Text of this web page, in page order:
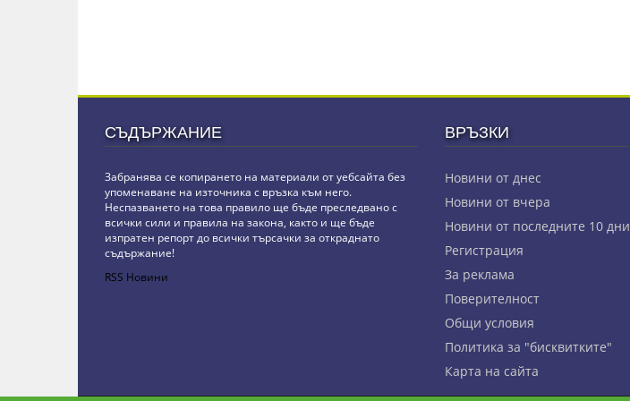
СЪДЪРЖАНИЕ
Забранява се копирането на материали от уебсайта без
упоменаване на източника с връзка към него.
Неспазването на това правило ще бъде преследвано с
всички сили и правила на закона, както и ще бъде
изпратен репорт до всички търсачки за откраднато
съдържание!
RSS Новини
ВРЪЗКИ
Новини от днес
Новини от вчера
Новини от последните 10 дни
Регистрация
За реклама
Πoвepитeлнocт
Общи условия
Политика за "бисквитките"
Карта на сайта